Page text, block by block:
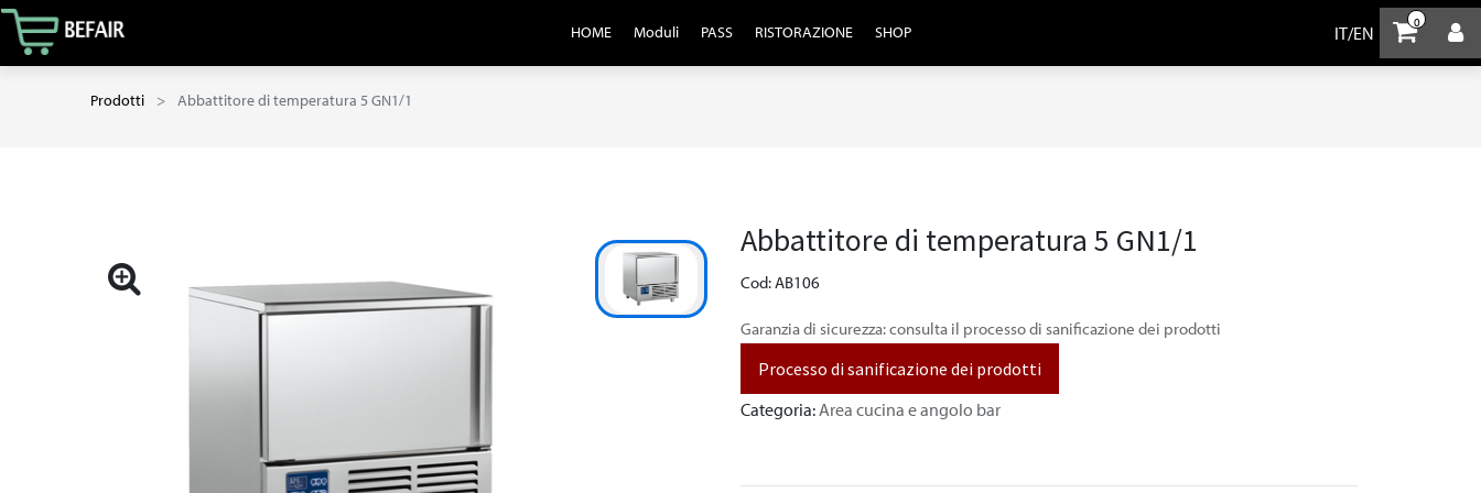
HOME Moduli PASS RISTORAZIONE SHOP
0
IT/EN
Prodotti Abbattitore di temperatura 5 GN1/1
Abbattitore di temperatura 5 GN1/1
Cod: AB106
Garanzia di sicurezza: consulta il processo di sanificazione dei prodotti
Processo di sanificazione dei prodotti
Categoria: Area cucina e angolo bar